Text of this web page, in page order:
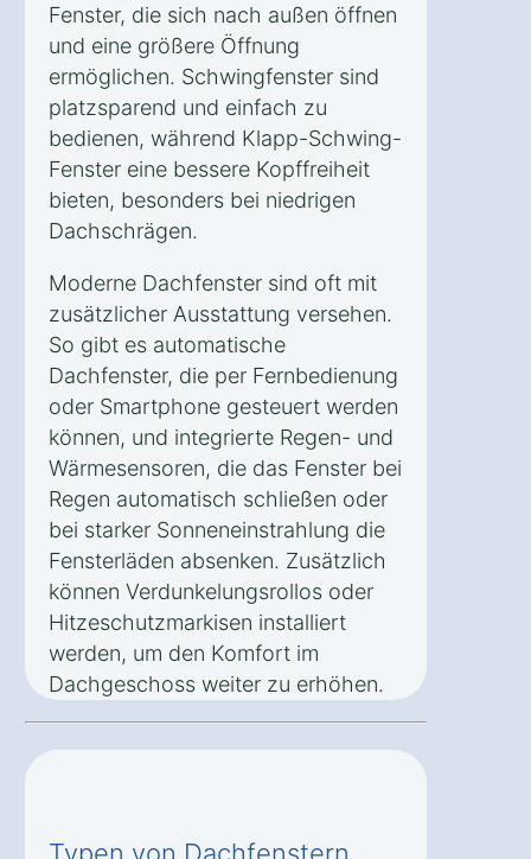
Fenster, die sich nach außen öffnen
und eine größere Öffnung
ermöglichen. Schwingfenster sind
platzsparend und einfach zu
bedienen, während Klapp-Schwing-
Fenster eine bessere Kopffreiheit
bieten, besonders bei niedrigen
Dachschrägen.
Moderne Dachfenster sind oft mit
zusätzlicher Ausstattung versehen.
So gibt es automatische
Dachfenster, die per Fernbedienung
oder Smartphone gesteuert werden
können, und integrierte Regen- und
Wärmesensoren, die das Fenster bei
Regen automatisch schließen oder
bei starker Sonneneinstrahlung die
Fensterläden absenken. Zusätzlich
können Verdunkelungsrollos oder
Hitzeschutzmarkisen installiert
werden, um den Komfort im
Dachgeschoss weiter zu erhöhen.